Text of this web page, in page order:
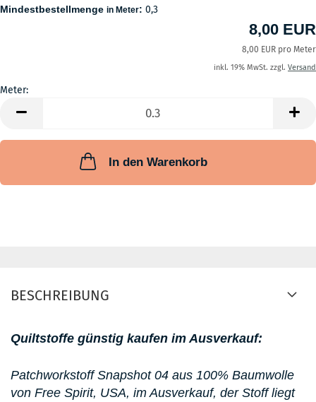
Mindestbestellmenge in Meter: 0,3
8,00 EUR
8,00 EUR pro Meter
inkl. 19% MwSt. zzgl. Versand
Meter:
In den Warenkorb
BESCHREIBUNG
Quiltstoffe günstig kaufen im Ausverkauf:
Patchworkstoff Snapshot 04 aus 100% Baumwolle
von Free Spirit, USA, im Ausverkauf, der Stoff liegt